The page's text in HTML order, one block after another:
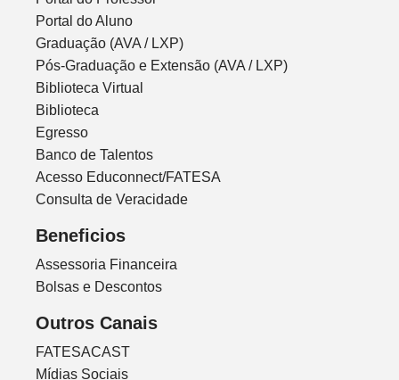
Portal do Aluno
Graduação (AVA / LXP)
Pós-Graduação e Extensão (AVA / LXP)
Biblioteca Virtual
Biblioteca
Egresso
Banco de Talentos
Acesso Educonnect/FATESA
Consulta de Veracidade
Beneficios
Assessoria Financeira
Bolsas e Descontos
Outros Canais
FATESACAST
Mídias Sociais